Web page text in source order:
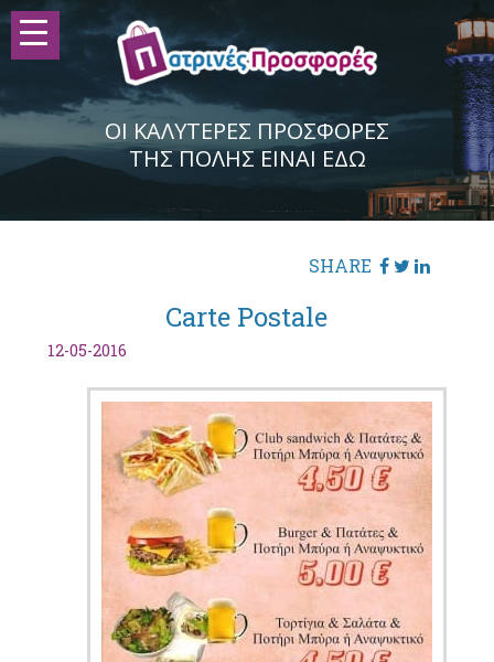
ΟΙ ΚΑΛΥΤΕΡΕΣ ΠΡΟΣΦΟΡΕΣ
ΤΗΣ ΠΟΛΗΣ ΕΙΝΑΙ ΕΔΩ
SHARE
Carte Postale
12-05-2016